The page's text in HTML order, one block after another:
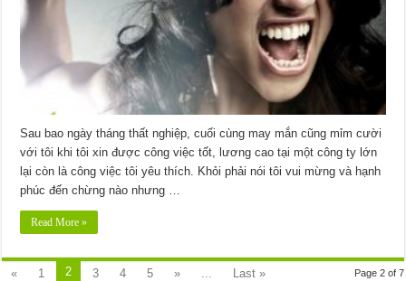
Sau bao ngày tháng thất nghiệp, cuối cùng may mắn cũng mỉm cười
với tôi khi tôi xin được công việc tốt, lương cao tại một công ty lớn
lại còn là công việc tôi yêu thích. Khỏi phải nói tôi vui mừng và hạnh
phúc đến chừng nào nhưng …
Read More »
Page 2 of 7
« 1 2 3 4 5 » Last »